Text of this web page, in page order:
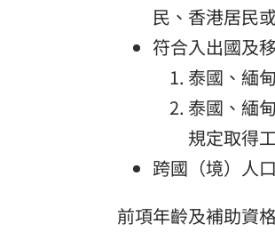
民、香港居民
符合入出國及
泰國、緬
泰國、緬
規定取得
跨國（境）人
前項年齡及補助資